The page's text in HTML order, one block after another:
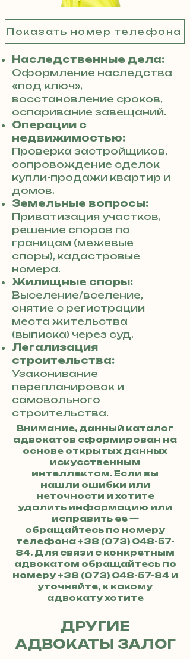
Показать номер телефона
Наследственные дела:
Оформление наследства
«под ключ»,
восстановление сроков,
оспаривание завещаний.
Операции с
недвижимостью:
Проверка застройщиков,
сопровождение сделок
купли-продажи квартир и
домов.
Земельные вопросы:
Приватизация участков,
решение споров по
границам (межевые
споры), кадастровые
номера.
Жилищные споры:
Выселение/вселение,
снятие с регистрации
места жительства
(выписка) через суд.
Легализация
строительства:
Узаконивание
перепланировок и
самовольного
строительства.
Внимание, данный каталог
адвокатов сформирован на
основе открытых данных
искусственным
интеллектом. Если вы
нашли ошибки или
неточности и хотите
удалить информацию или
исправить ее —
обращайтесь по номеру
телефона +38 (073) 048-57-
84. Для связи с конкретным
адвокатом обращайтесь по
номеру +38 (073) 048-57-84и
уточняйте, к какому
адвокату хотите
ДРУГИЕ
АДВОКАТЫ ЗАЛОГ